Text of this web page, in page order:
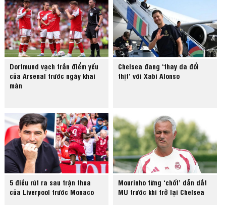
Dortmund vạch trần điểm yếu
của Arsenal trước ngày khai
màn
Chelsea đang ‘thay da đổi
thịt’ với Xabi Alonso
5 điều rút ra sau trận thua
của Liverpool trước Monaco
Mourinho từng ‘chốt’ dẫn dắt
MU trước khi trở lại Chelsea